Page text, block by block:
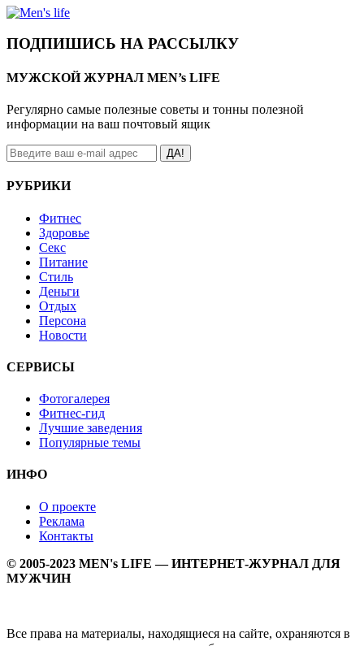
ПОДПИШИСЬ НА РАССЫЛКУ
МУЖСКОЙ ЖУРНАЛ MEN’s LIFE
Регулярно самые полезные советы и тонны полезной
информации на ваш почтовый ящик
ДА!
РУБРИКИ
Фитнес
Здоровье
Секс
Питание
Стиль
Деньги
Отдых
Персона
Новости
СЕРВИСЫ
Фотогалерея
Фитнес-гид
Лучшие заведения
Популярные темы
ИНФО
О проекте
Реклама
Контакты
© 2005-2023 MEN's LIFE — ИНТЕРНЕТ-ЖУРНАЛ ДЛЯ
МУЖЧИН
Все права на материалы, находящиеся на сайте, охраняются в